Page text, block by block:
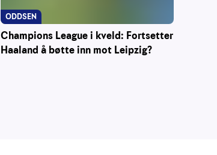
Champions League i kveld: Fortsetter
Haaland å bøtte inn mot Leipzig?
ODDSEN